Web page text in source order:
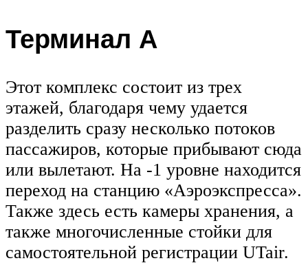
Терминал А
Этот комплекс состоит из трех
этажей, благодаря чему удается
разделить сразу несколько потоков
пассажиров, которые прибывают сюда
или вылетают. На -1 уровне находится
переход на станцию «Аэроэкспресса».
Также здесь есть камеры хранения, а
также многочисленные стойки для
самостоятельной регистрации UTair.